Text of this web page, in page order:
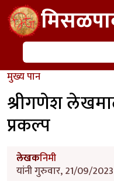
Skip to main content
शोध
मुख्य पान
श्रीगणेश
प्रकल्प
लेखकनिमी
यांनी गुरुवार, 21/09/